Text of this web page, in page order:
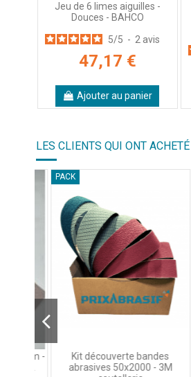
Jeu de 6 limes aiguilles -
Douces - BAHCO
5/5 - 2 avis
47,17 €
Ajouter au panier
LES CLIENTS QUI ONT
PACK
Kit découverte bandes
abrasives 50x2000 - 3M